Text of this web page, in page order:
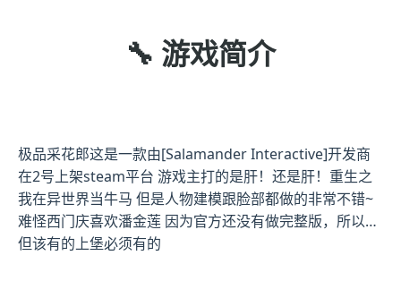
🔧 游戏简介
极品采花郎这是一款由[Salamander Interactive]开发商
在2号上架steam平台 游戏主打的是肝！还是肝！重生之
我在异世界当牛马 但是人物建模跟脸部都做的非常不错~
难怪西门庆喜欢潘金莲 因为官方还没有做完整版，所以…
但该有的上堡必须有的